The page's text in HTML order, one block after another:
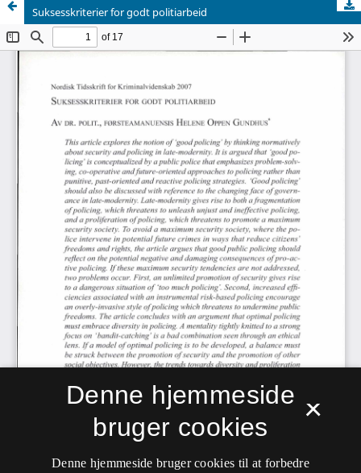
Suksesskriterier for godt politiarbeid
×
Denne hjemmeside
bruger cookies
Denne hjemmeside bruger cookies til at forbedre